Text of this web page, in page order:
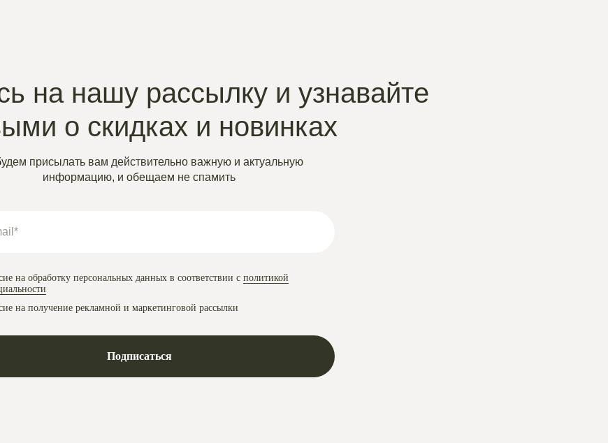
присылать вам действительно важную и актуальную
информацию, и обещаем не спамить
на нашу рассылку и узнавайте
о скидках и новинках
на обработку персональных данных в соответствии с политикой
на получение рекламной и маркетинговой рассылки
Подписаться